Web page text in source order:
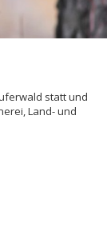
statt und
Land- und